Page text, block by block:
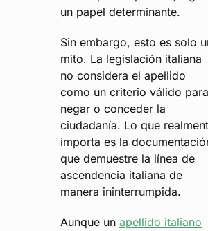
un papel determinante.
Sin embargo, esto es solo
mito. La legislación italiana
no considera el apellido
como un criterio válido para
negar o conceder la
ciudadanía. Lo que
importa es la
que demuestre la línea de
ascendencia italiana de
manera ininterrumpida.
Aunque unapellido italiano